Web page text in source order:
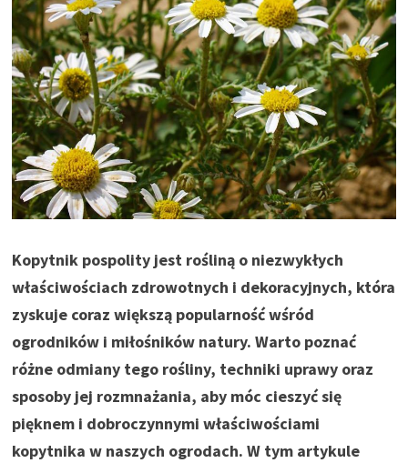
Kopytnik pospolity jest rośliną o niezwykłych
właściwościach zdrowotnych i dekoracyjnych, która
zyskuje coraz większą popularność wśród
ogrodników i miłośników natury. Warto poznać
różne odmiany tego rośliny, techniki uprawy oraz
sposoby jej rozmnażania, aby móc cieszyć się
pięknem i dobroczynnymi właściwościami
kopytnika w naszych ogrodach. W tym artykule